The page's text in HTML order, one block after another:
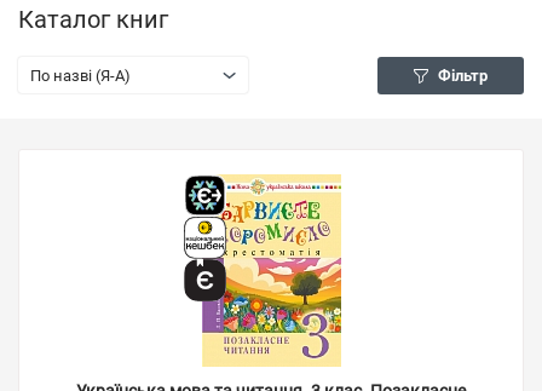
Каталог книг
По назві (Я-А) Фільтр